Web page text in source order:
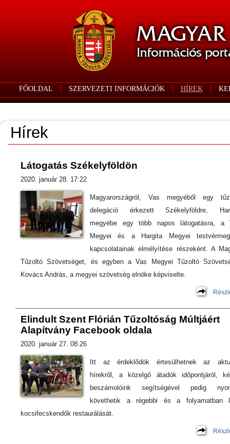
FŐOLDAL SZERVEZETI INFORMÁCIÓK HÍREK
Hírek
Látogatás Székelyföldön
2020. január 28. 17:22
Magyarországról, Vas megyéből egy
delegáció érkezett Székelyföldre,
megyébe egy több napos látogatásra, a
Megyei és a Hargita Megyei
kapcsolatainak elmélyítése részeként. A
Tűzoltó Szövetséget, és egyben a Vas Megyei Tűzoltó
Kovács András, a megyei szövetség elnöke képviselte.
Elindult Szent Flórián Tűzoltóság Múltjáért
Alapítvány Facebook oldala
2020. január 27. 08:26
Itt az érdeklődök értesülhetnek az
hírekről, a közelgő átadók időpontjáról,
beszámolóink segítségével pedig
követhetik a régebbi és a folyamatban
kocsifecskendők restaurálását.